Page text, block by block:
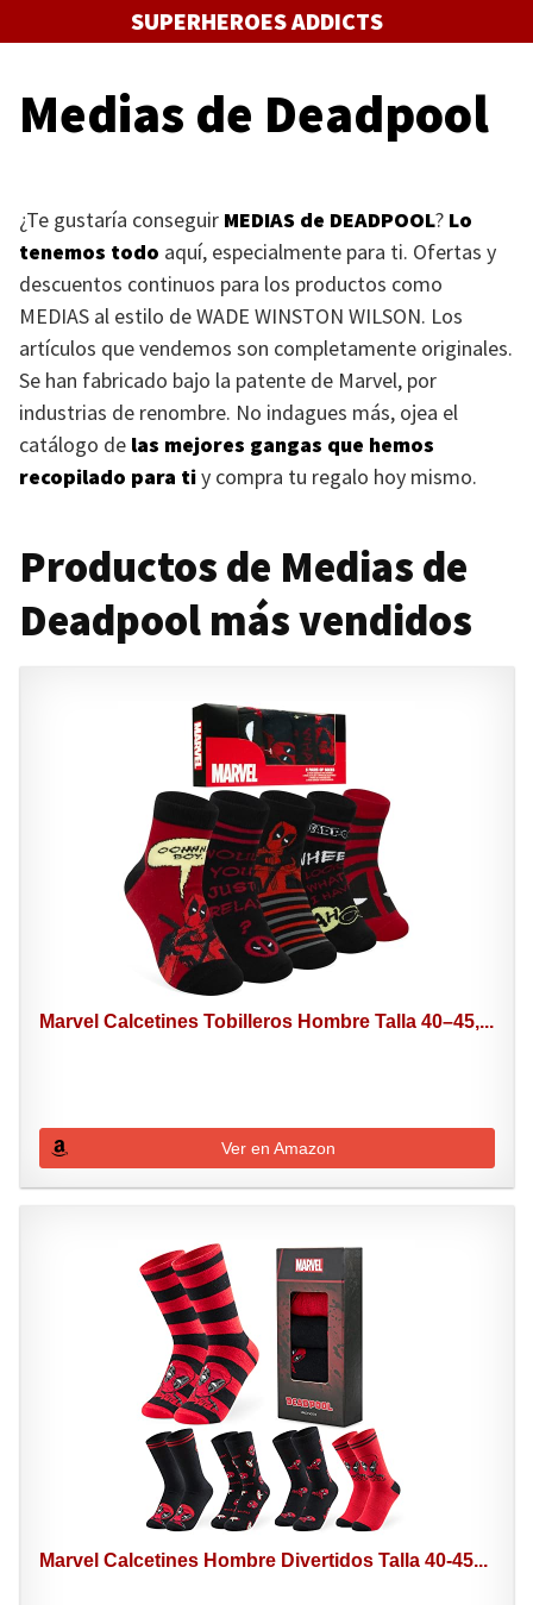
al
SUPERHEROES ADDICTS
Medias de Deadpool
¿Te gustaría conseguir MEDIAS de DEADPOOL? Lo
tenemos todo aquí, especialmente para ti. Ofertas y
descuentos continuos para los productos como
MEDIAS al estilo deWADE WINSTON WILSON. Los
artículos que vendemos son completamente originales.
Se han fabricado bajo la patente de Marvel, por
industrias de renombre. No indagues más, ojea el
catálogo de las mejores gangas que hemos
recopilado para tiy compra tu regalo hoy mismo.
Productos de Medias de
Deadpool más vendidos
Marvel Calcetines Tobilleros Hombre Talla 40–45,...
Ver en Amazon
Marvel Calcetines Hombre Divertidos Talla 40-45...